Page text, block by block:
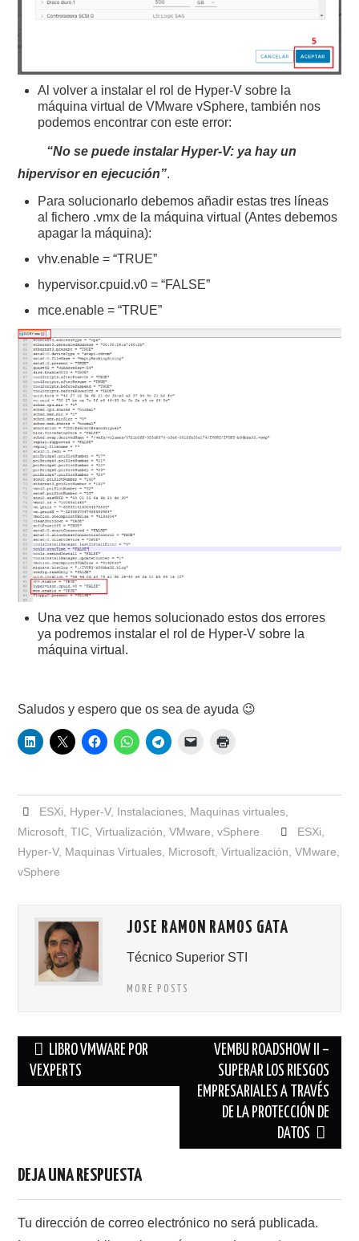
Al volver a instalar el rol de Hyper-V sobre la
máquina virtual de VMware vSphere, también nos
podemos encontrar con este error:
“No se puede instalar Hyper-V: ya hay un
hipervisor en ejecución”.
Para solucionarlo debemos añadir estas tres líneas
al fichero .vmx de la máquina virtual (Antes debemos
apagar la máquina):
vhv.enable = “TRUE”
hypervisor.cpuid.v0 = “FALSE”
mce.enable = “TRUE”
Una vez que hemos solucionado estos dos errores
ya podremos instalar el rol de Hyper-V sobre la
máquina virtual.
Saludos y espero que os sea de ayuda 😉
ESXi Hyper-V, Instalaciones, Maquinas virtuales,
Microsoft ,TIC ,Virtualización ,VMware ,vSphere ESXi
Hyper-V, Maquinas Virtuales Microsoft ,Virtualización ,VMware
vSphere
JOSE RAMON RAMOS GATA
Técnico Superior STI
MORE POSTS
Navegación
de
LIBRO VMWARE POR
VEXPERTS
VEMBU ROADSHOW II –
SUPERAR LOS RIESGOS
EMPRESARIALES A TRAVÉS
DE LA PROTECCIÓN DE
DATOS
DEJA UNA RESPUESTA
Tu dirección de correo electrónico no será publicada.